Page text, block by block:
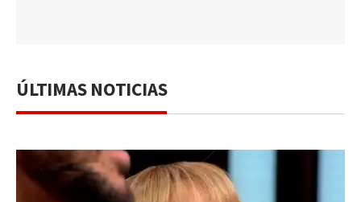
ÚLTIMAS NOTICIAS